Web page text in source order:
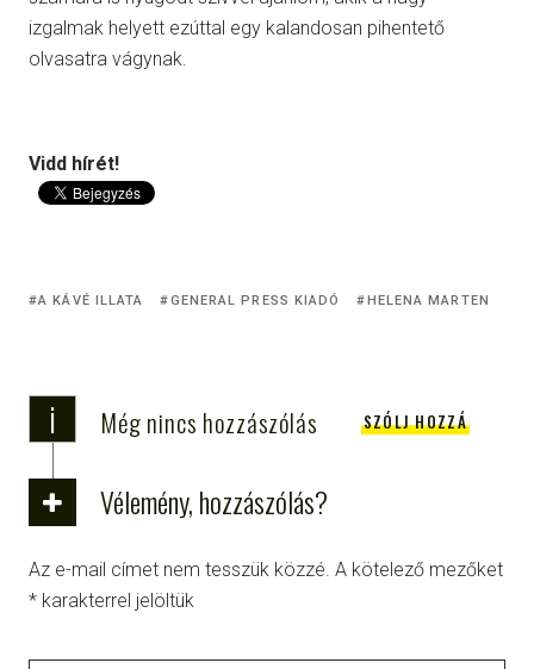
izgalmak helyett ezúttal egy kalandosan pihentető
olvasatra vágynak.
Vidd hírét!
A KÁVÉ ILLATA GENERAL PRESS KIADÓ HELENA MARTEN
i Még nincs hozzászólás SZÓLJ HOZZÁ
Vélemény, hozzászólás?
Az e-mail címet nem tesszük közzé. A kötelező mezőket
* karakterrel jelöltük